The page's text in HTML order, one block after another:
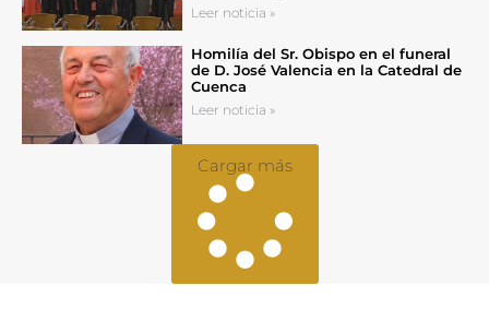
Leer noticia »
Homilía del Sr. Obispo en el funeral
de D. José Valencia en la Catedral de
Cuenca
Leer noticia »
Cargar más